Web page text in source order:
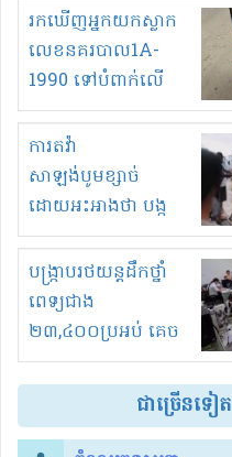
រកឃើញអ្នកយកស្លាក
លេខនគរបាល1A-
1990 ទៅបំពាក់លើ
ម៉ូតូរបស់ខ្លួន ដាកផ្លាក
រត់ឌុបហើយ
ការតវ៉ា
សាឡង់បូមខ្សាច់
ដោយអះអាងថា បង្ក
បាក់ច្រាំងទន្លេ និង
រំខានទាំងយប់ទាំងថ្ងៃ
បង្ក្រាបរថយន្តដឹកថ្នាំ
ពេទ្យជាង
២៣,៤០០ប្រអប់ គេច
ពន្ធនិងអត់ច្បាប់នាំ
ចូល!?
ជាច្រើនទៀត